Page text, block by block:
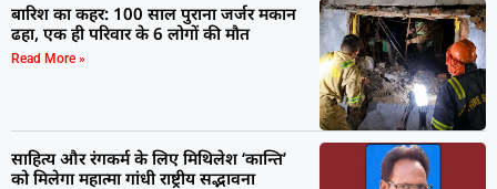
बारिश का कहर: 100 साल पुराना जर्जर मकान
ढहा, एक ही परिवार के 6 लोगों की मौत
Read More »
साहित्य और रंगकर्म के लिए मिथिलेश ‘कान्ति’
को मिलेगा महात्मा गांधी राष्ट्रीय सद्भावना